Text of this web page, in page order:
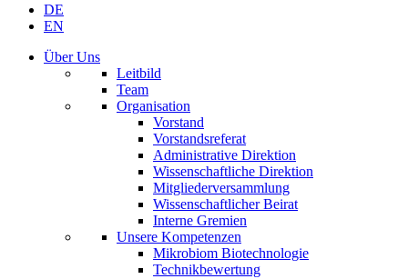
DE
EN
Über Uns
Leitbild
Team
Organisation
Vorstand
Vorstandsreferat
Administrative Direktion
Wissenschaftliche Direktion
Mitgliederversammlung
Wissenschaftlicher Beirat
Interne Gremien
Unsere Kompetenzen
Mikrobiom Biotechnologie
Technikbewertung